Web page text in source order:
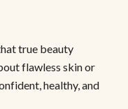
true beauty
flawless skin or
healthy, and